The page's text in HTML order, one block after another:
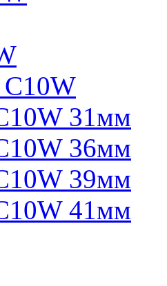
31мм
36мм
39мм
41мм